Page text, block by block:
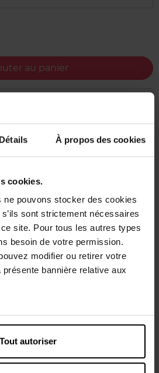
Détails À propos des cookies
cookies.
ne pouvons stocker des cookies
sont strictement nécessaires
site. Pour tous les autres types
besoin de votre permission.
modifier ou retirer votre
bannière relative aux
Tout autoriser
au panier
henné de Henné Color Paris est un
les cheveux. Ses pigments
résultat intense et durable, au
semi-permanente